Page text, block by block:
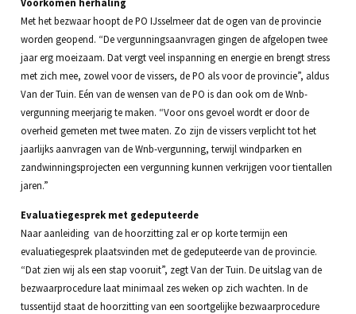
Met het bezwaar hoopt de PO IJsselmeer dat de ogen van de provincie
worden geopend. “De vergunningsaanvragen gingen de afgelopen twee
jaar erg moeizaam. Dat vergt veel inspanning en energie en brengt stress
met zich mee, zowel voor de vissers, de PO als voor de provincie”, aldus
Van der Tuin. Eén van de wensen van de PO is dan ook om de Wnb-
vergunning meerjarig te maken. “Voor ons gevoel wordt er door de
overheid gemeten met twee maten. Zo zijn de vissers verplicht tot het
jaarlijks aanvragen van de Wnb-vergunning, terwijl windparken en
zandwinningsprojecten een vergunning kunnen verkrijgen voor tientallen
jaren.”
Evaluatiegesprek met gedeputeerde
Naar aanleiding van de hoorzitting zal er op korte termijn een
evaluatiegesprek plaatsvinden met de gedeputeerde van de provincie.
“Dat zien wij als een stap vooruit”, zegt Van der Tuin. De uitslag van de
bezwaarprocedure laat minimaal zes weken op zich wachten. In de
tussentijd staat de hoorzitting van een soortgelijke bezwaarprocedure